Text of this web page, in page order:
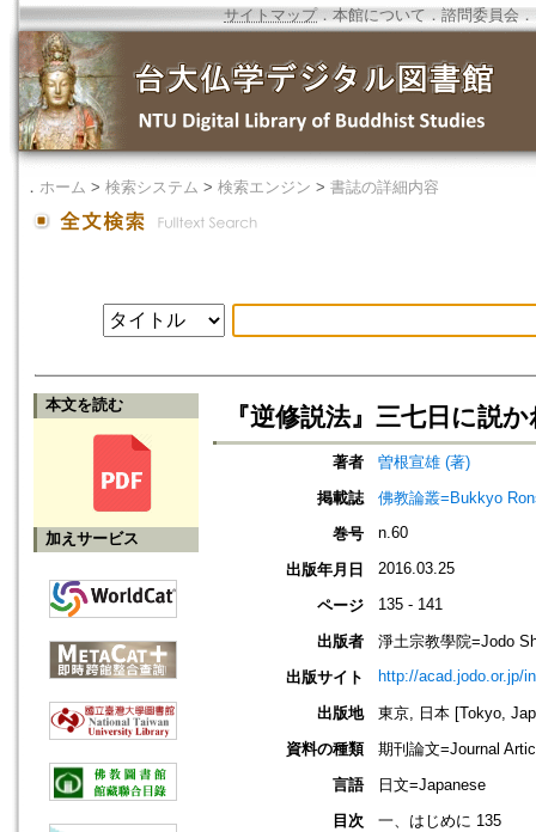
サイトマップ．本館について ． 諮問委員会 ．
． ホーム > 検索システム > 検索エンジン > 書誌の詳細内容
本文を読む
加えサービス
『逆修説法』三七日に説
著者
曽根宣雄 (著)
掲載誌
佛教論叢=Bukkyo
巻号
n.60
出版年月日 2016.03.25
ページ 135 - 141
出版者
淨土宗教學院=Jodo
出版サイト
http://acad.jodo.or.jp/
出版地
東京, 日本 [Tokyo,
資料の種類
期刊論文=Journal
言語
日文=Japanese
目次
一、はじめに 135